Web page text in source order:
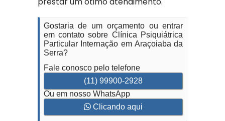
Gostaria de um orçamento ou entrar
em contato sobre Clínica Psiquiátrica
Particular Internação em Araçoiaba da
Serra?
Fale conosco pelo telefone
(11) 99900-2928
Ou em nosso WhatsApp
Clicando aqui